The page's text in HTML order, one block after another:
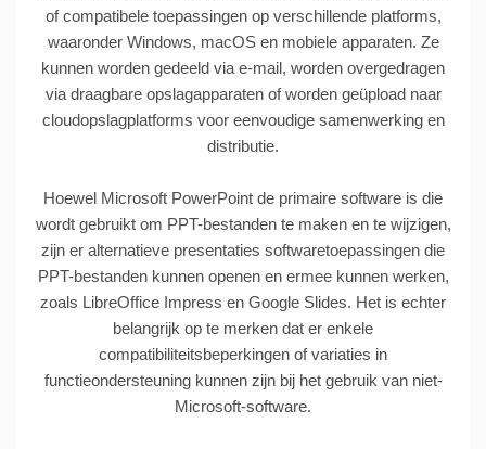
of compatibele toepassingen op verschillende platforms,
waaronder Windows, macOS en mobiele apparaten. Ze
kunnen worden gedeeld via e-mail, worden overgedragen
via draagbare opslagapparaten of worden geüpload naar
cloudopslagplatforms voor eenvoudige samenwerking en
distributie.
Hoewel Microsoft PowerPoint de primaire software is die
wordt gebruikt om PPT-bestanden te maken en te wijzigen,
zijn er alternatieve presentaties softwaretoepassingen die
PPT-bestanden kunnen openen en ermee kunnen werken,
zoals LibreOffice Impress en Google Slides. Het is echter
belangrijk op te merken dat er enkele
compatibiliteitsbeperkingen of variaties in
functieondersteuning kunnen zijn bij het gebruik van niet-
Microsoft-software.